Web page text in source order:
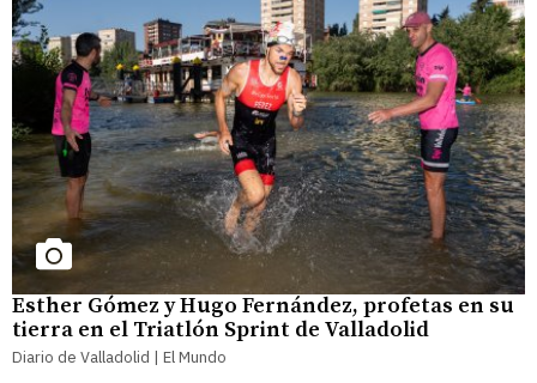
Esther Gómez y Hugo Fernández, profetas en su
tierra en el Triatlón Sprint de Valladolid
Diario de Valladolid | El Mundo